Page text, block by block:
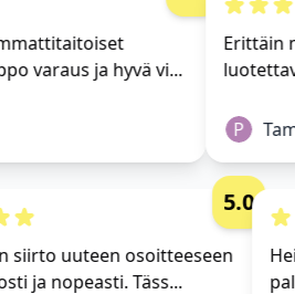
varaus ja hyvä vi...
Erittäin
P
siirto uuteen osoitteeseen
ja nopeasti. Täss...
5.0